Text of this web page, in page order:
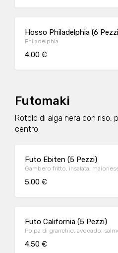
Hosso Philadelphia (6
Philadelphia
4.00 €
Futomaki
Rotolo di alga nera con riso,
centro.
Futo Ebiten (5 Pezzi)
Gambero fritto, insalata,
5.00 €
Futo California (5 Pezzi)
Polpa di granchio, avocado,
4.50 €